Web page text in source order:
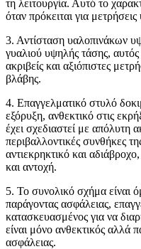
τη λειτουργία. Αυτό το
όταν πρόκειται για
3. Αντίσταση υαλοπινάκων
γυαλιού υψηλής τάσης,
ακριβείς και αξιόπιστες
βλάβης.
4. Επαγγελματικό στυλό
εξόρυξη, ανθεκτικό στις
έχει σχεδιαστεί με απόλυτη
περιβαλλοντικές συνθήκες
αντιεκρηκτικό και
και αντοχή.
5. Το συνολικό σχήμα είναι
παράγοντας ασφάλειας,
κατασκευασμένος για να
είναι μόνο ανθεκτικός αλλά
ασφάλειας.